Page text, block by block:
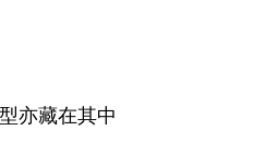
亦藏在其中